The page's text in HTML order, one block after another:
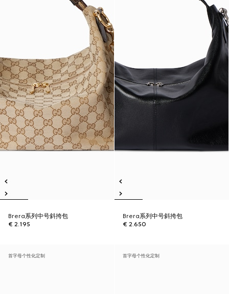
Brera系列中号斜挎包
€ 2.195
Brera系列中号斜挎包
€ 2.650
首字母个性化定制 首字母个性化定制